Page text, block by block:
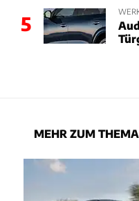
5
MEHR ZUM